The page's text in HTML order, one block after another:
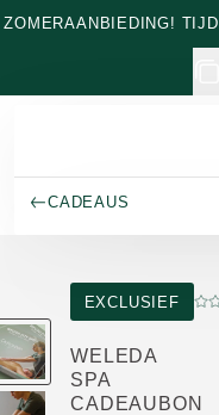
Naar hoofdinhoud gaan
ZOMERAANBIEDING!
CADEAUS
EXCLUSIEF
WELEDA
SPA
CADEAUBON